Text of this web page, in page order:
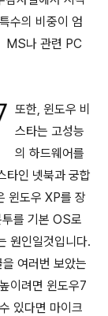
수의 비중이 엄
MS나 관련 PC
또한, 윈도우 비
스타는 고성능
의 하드웨어를
타인 넷북과 궁합
윈도우 XP를 장
를 기본 OS로
원인일것입니다.
여러번 보았는
이려면 윈도우7
있다면 마이크